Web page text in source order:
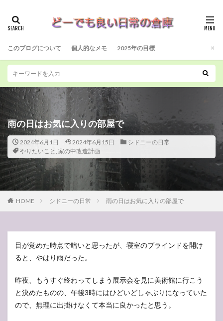
このブログについて 個人的なメモ 2025年の目標
雨の日はお気に入りの部屋で
2024年6月1日 2024年6月15日
シドニーの日常
やりたいこと , 家の中改造計画
HOME シドニーの日常 雨の日はお気に入りの部屋で
目が覚めた時点で暗いと思ったが、寝室のブラインドを開け
ると、やはり雨だった。
昨夜、もうすぐ終わってしまう展示会を見に美術館に行こう
と決めたものの、午後3時にはひどいどしゃぶりになっていた
ので、無理に出掛けなくて本当に良かったと思う。